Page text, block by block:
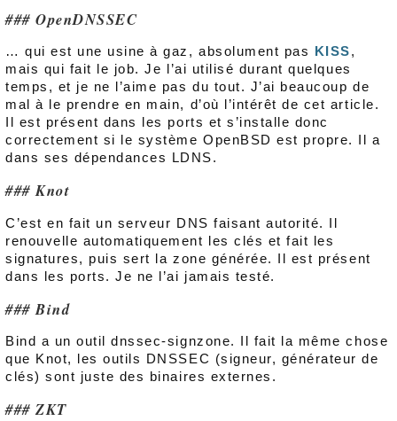
OpenDNSSEC
… qui est une usine à gaz, absolument pas KISS,
mais qui fait le job. Je l’ai utilisé durant quelques
temps, et je ne l’aime pas du tout. J’ai beaucoup de
mal à le prendre en main, d’où l’intérêt de cet article.
Il est présent dans les ports et s’installe donc
correctement si le système OpenBSD est propre. Il a
dans ses dépendances LDNS.
Knot
C’est en fait un serveur DNS faisant autorité. Il
renouvelle automatiquement les clés et fait les
signatures, puis sert la zone générée. Il est présent
dans les ports. Je ne l’ai jamais testé.
Bind
Bind a un outil dnssec-signzone. Il fait la même chose
que Knot, les outils DNSSEC (signeur, générateur de
clés) sont juste des binaires externes.
ZKT